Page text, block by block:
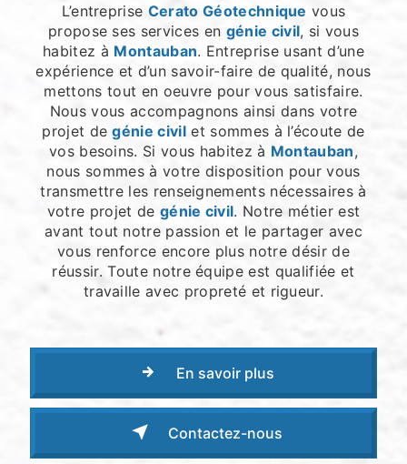
L’entreprise Cerato Géotechnique vous
propose ses services en génie civil, si vous
habitez à Montauban. Entreprise usant d’une
expérience et d’un savoir-faire de qualité, nous
mettons tout en oeuvre pour vous satisfaire.
Nous vous accompagnons ainsi dans votre
projet degénie civil et sommes à l’écoute de
vos besoins. Si vous habitez à Montauban,
nous sommes à votre disposition pour vous
transmettre les renseignements nécessaires à
votre projet de génie civil. Notre métier est
avant tout notre passion et le partager avec
vous renforce encore plus notre désir de
réussir. Toute notre équipe est qualifiée et
travaille avec propreté et rigueur.
En savoir plus
Contactez-nous